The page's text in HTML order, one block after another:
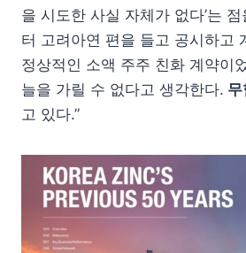
을 시도한 사실 자체가 없다’는
터 고려아연 편을 들고 공시하고
정상적인 소액 주주 친화 계약이
늘을 가릴 수 없다고 생각한다. 무
고 있다.”